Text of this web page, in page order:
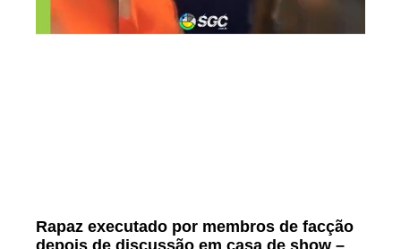
Rapaz executado por membros de facção